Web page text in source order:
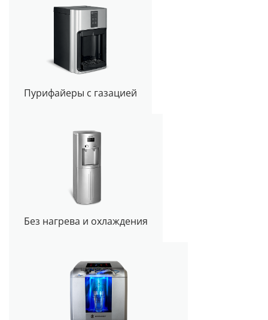
Пурифайеры с газацией
Без нагрева и охлаждения